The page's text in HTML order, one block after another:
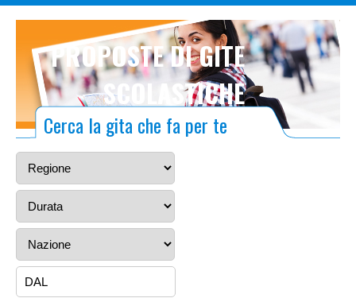
PROPOSTE DI GITE
SCOLASTICHE
Cerca la gita che fa per te